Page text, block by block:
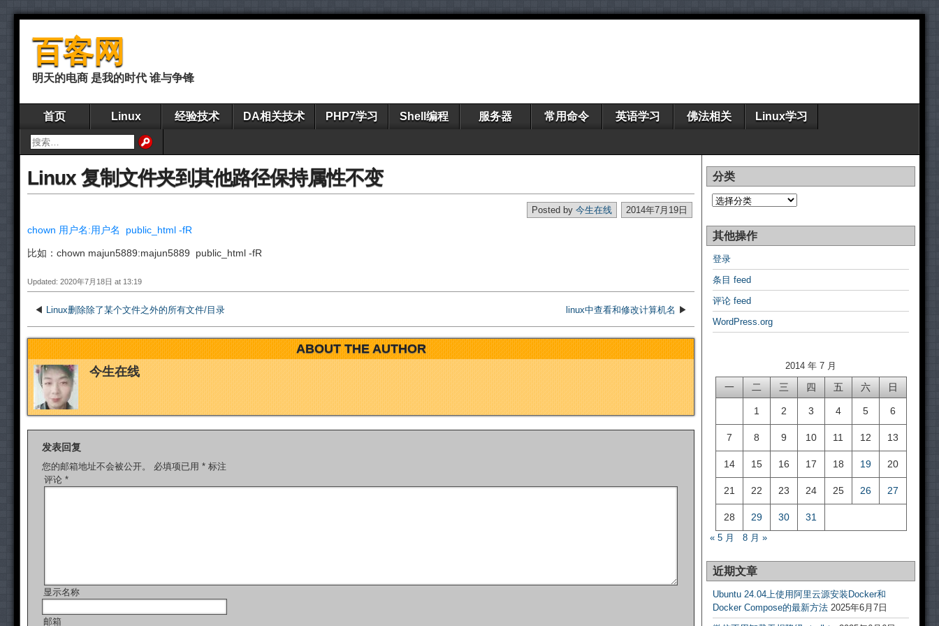
百客网
明天的电商 是我的时代 谁与争锋
首页 Linux 经验技术 DA相关技术 PHP7学习 Shell编程 服务器 常用命令 英语学习 佛法相关 Linux学习
Linux 复制文件夹到其他路径保持属性不变
2014年7月19日
Posted by 今生在线
chown 用户名:用户名 public_html -fR
比如：chown majun5889:majun5889 public_html -fR
Updated: 2020年7月18日 at 13:19
◀ Linux删除除了某个文件之外的所有文件/目录 linux中查看和修改计算机名 ▶
ABOUT THE AUTHOR
今生在线
发表回复
您的邮箱地址不会被公开。 必填项已用 * 标注
评论 *
显示名称
邮箱
分类
分
类
其他操作
登录
条目 feed
评论 feed
WordPress.org
2014 年 7 月
一 二 三 四 五 六 日
1 2 3 4 5 6
7 8 9 10 11 12 13
14 15 16 17 18 19 20
21 22 23 24 25 26 27
28 29 30 31
« 5 月 8 月 »
近期文章
Ubuntu 24.04上使用阿里云源安装Docker和
Docker Compose的最新方法 2025年6月7日